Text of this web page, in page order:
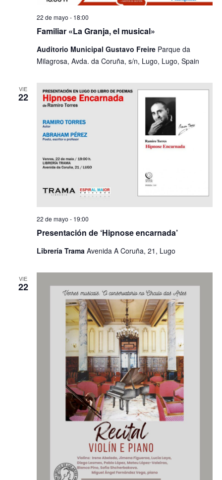
Familiar «La Granja, el musical»
22 de mayo - 18:00
​Auditorio Municipal Gustavo Freire Parque da
Milagrosa, Avda. da Coruña, s/n, Lugo, Lugo, Spain
VIE
22
Presentación de ‘Hipnose encarnada’
22 de mayo - 19:00
Librería Trama Avenida A Coruña, 21, Lugo
VIE
22